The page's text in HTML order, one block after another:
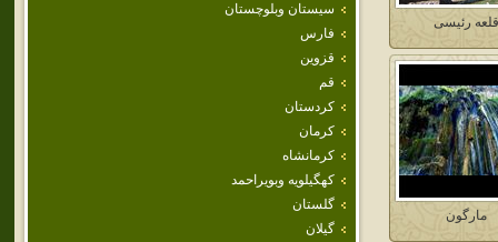
سيستان وبلوچستان
فارس
قزوين
قم
كردستان
كرمان
كرمانشاه
كهگيلويه وبويراحمد
گلستان
گيلان
قلعه رئيسی
مارگون